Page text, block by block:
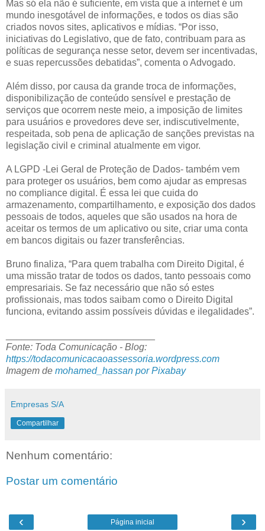
Mas só ela não é suficiente, em vista que a internet é um
mundo inesgotável de informações, e todos os dias são
criados novos sites, aplicativos e mídias. “Por isso,
iniciativas do Legislativo, que de fato, contribuam para as
políticas de segurança nesse setor, devem ser incentivadas,
e suas repercussões debatidas”, comenta o Advogado.
Além disso, por causa da grande troca de informações,
disponibilização de conteúdo sensível e prestação de
serviços que ocorrem neste meio, a imposição de limites
para usuários e provedores deve ser, indiscutivelmente,
respeitada, sob pena de aplicação de sanções previstas na
legislação civil e criminal atualmente em vigor.
A LGPD -Lei Geral de Proteção de Dados- também vem
para proteger os usuários, bem como ajudar as empresas
no compliance digital. É essa lei que cuida do
armazenamento, compartilhamento, e exposição dos dados
pessoais de todos, aqueles que são usados na hora de
aceitar os termos de um aplicativo ou site, criar uma conta
em bancos digitais ou fazer transferências.
Bruno finaliza, “Para quem trabalha com Direito Digital, é
uma missão tratar de todos os dados, tanto pessoais como
empresariais. Se faz necessário que não só estes
profissionais, mas todos saibam como o Direito Digital
funciona, evitando assim possíveis dúvidas e ilegalidades”.
Fonte: Toda Comunicação - Blog:
https://todacomunicacaoassessoria.wordpress.com
Imagem de mohamed_hassan por Pixabay
Empresas S/A
Compartilhar
Nenhum comentário:
Postar um comentário
‹ ›
Página inicial